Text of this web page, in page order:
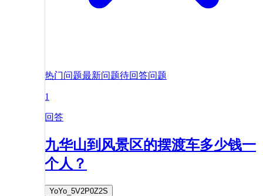
热门问题最新问题待回答问题
1
回答
九华山到风景区的摆渡车多少钱一
个人？
YoYo_5V2P0Z2S